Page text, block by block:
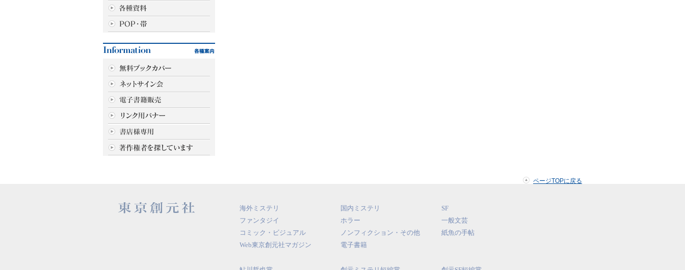
ページTOPに戻る
海外ミステリ 国内ミステリ
SF
ファンタジイ
ホラー
一般文芸
コミック・ビジュアル
ノンフィクション・その他
紙魚の手帖
Web東京創元社マガジン
電子書籍